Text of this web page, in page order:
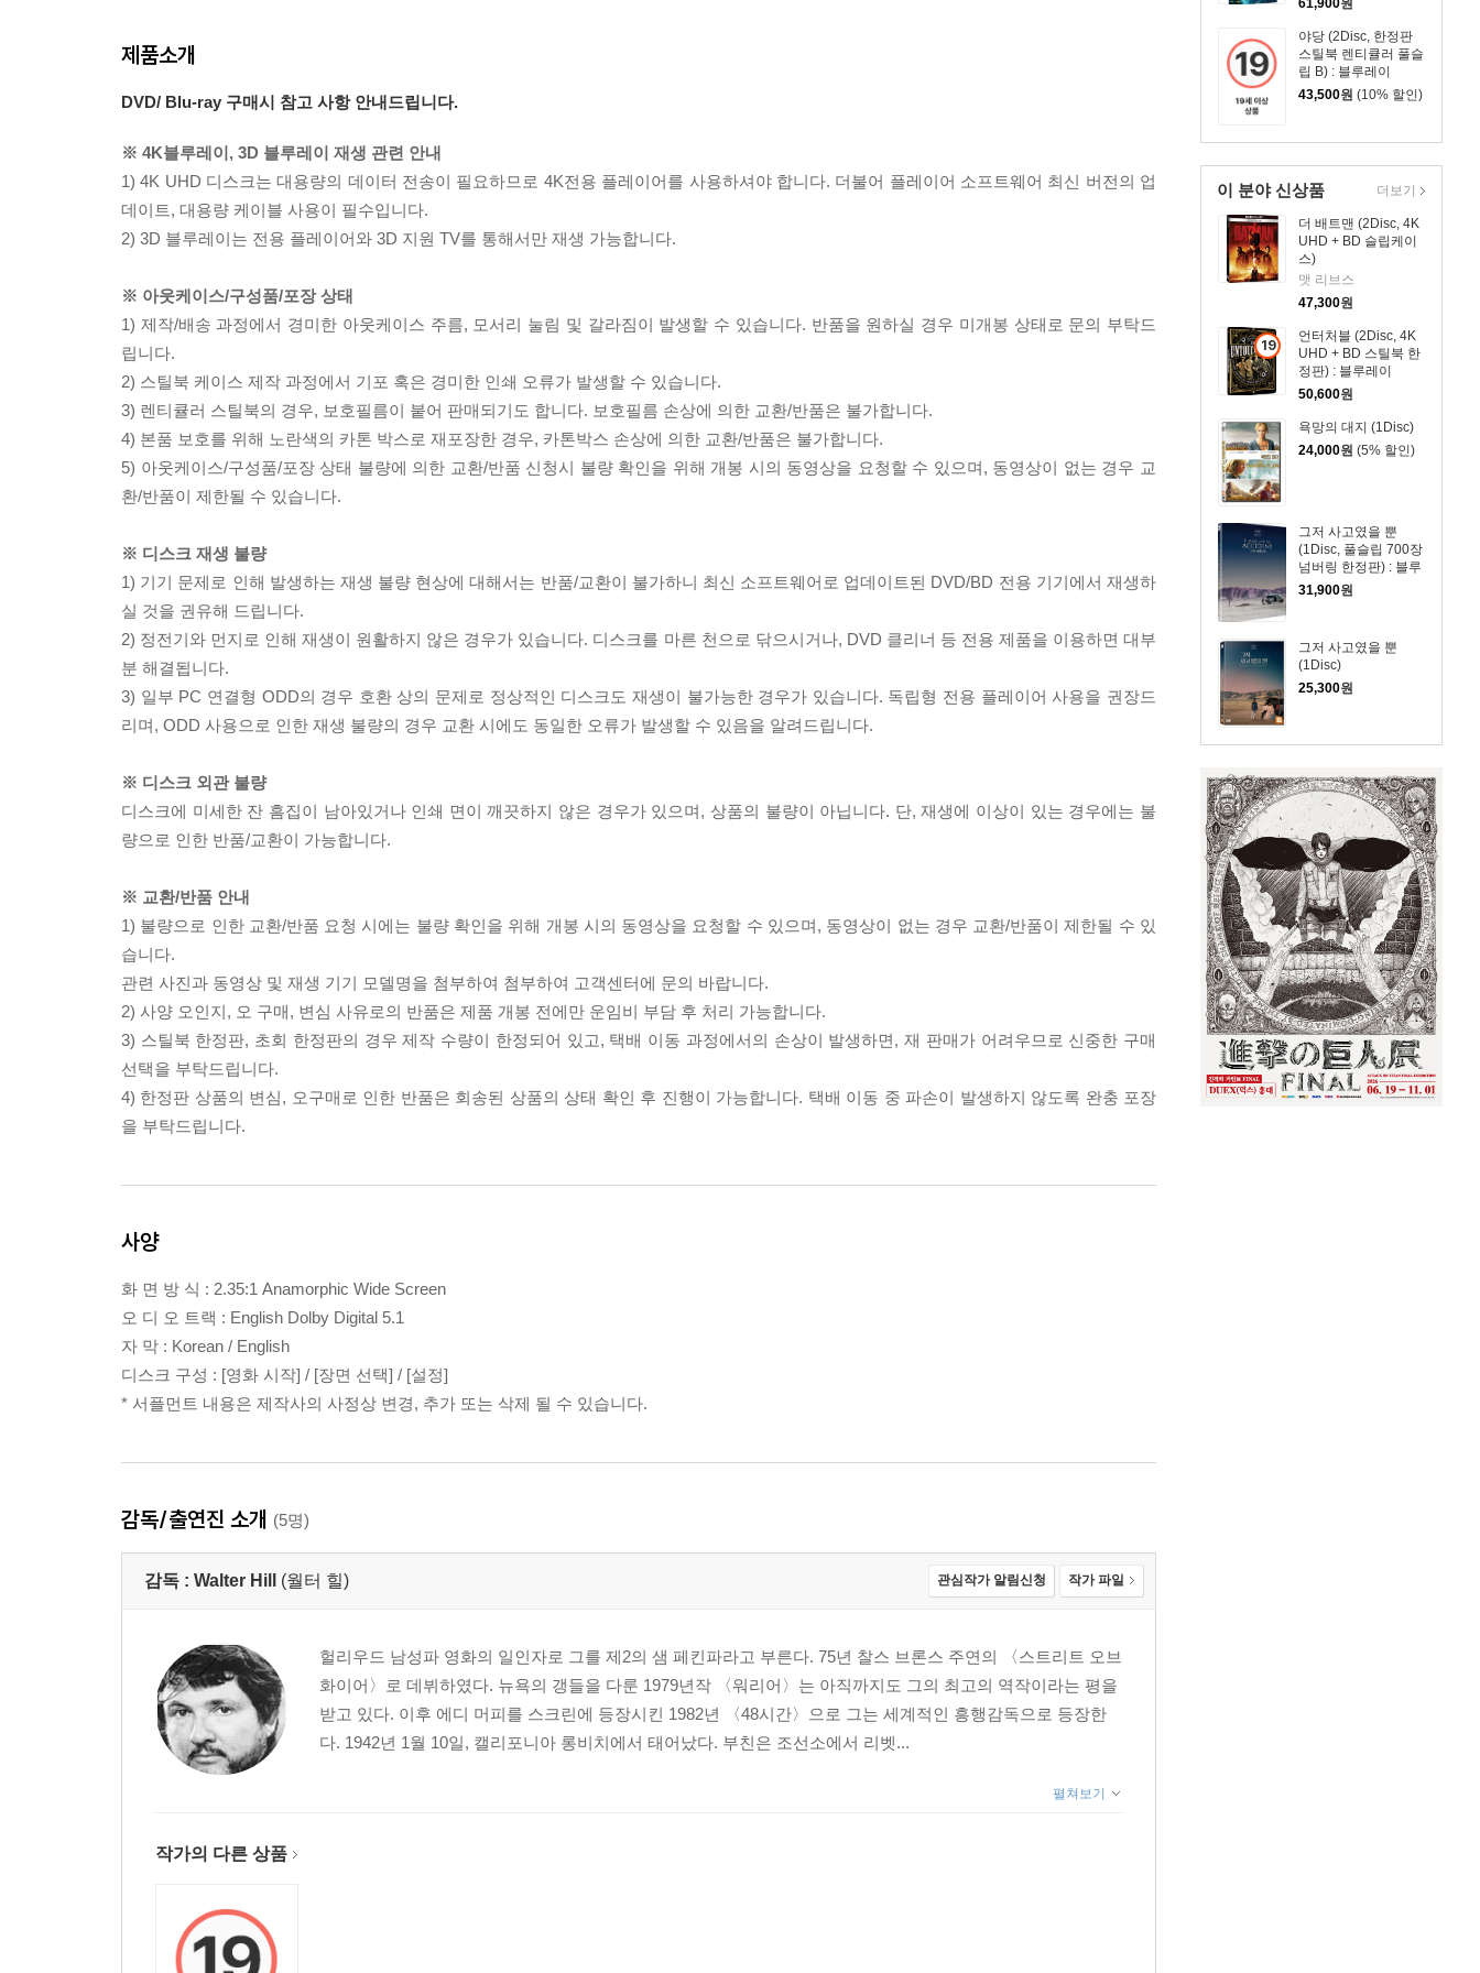
61,900원
야당 (2Disc, 한정판
스틸북 렌티큘러 풀슬
립 B) : 블루레이
43,500원 (10% 할인)
이 분야 신상품
더 배트맨 (2Disc, 4K
UHD + BD 슬립케이
스)
맷 리브스
47,300원
19
세
이
상
품
언터처블 (2Disc, 4K
UHD + BD 스틸북 한
정판) : 블루레이
50,600원
욕망의 대지 (1Disc)
24,000원 (5% 할인)
그저 사고였을 뿐
(1Disc, 풀슬립 700장
넘버링 한정판) : 블루
레이
31,900원
그저 사고였을 뿐
(1Disc)
25,300원
더보기
제품소개
DVD/ Blu-ray 구매시 참고 사항 안내드립니다.
※ 4K블루레이, 3D 블루레이 재생 관련 안내
1) 4K UHD 디스크는 대용량의 데이터 전송이 필요하므로 4K전용 플레이어를 사용하셔야 합니다. 더불어 플레이어 소프트웨어 최신 버전의 업
데이트, 대용량 케이블 사용이 필수입니다.
2) 3D 블루레이는 전용 플레이어와 3D 지원 TV를 통해서만 재생 가능합니다.
※ 아웃케이스/구성품/포장 상태
1) 제작/배송 과정에서 경미한 아웃케이스 주름, 모서리 눌림 및 갈라짐이 발생할 수 있습니다. 반품을 원하실 경우 미개봉 상태로 문의 부탁드
립니다.
2) 스틸북 케이스 제작 과정에서 기포 혹은 경미한 인쇄 오류가 발생할 수 있습니다.
3) 렌티큘러 스틸북의 경우, 보호필름이 붙어 판매되기도 합니다. 보호필름 손상에 의한 교환/반품은 불가합니다.
4) 본품 보호를 위해 노란색의 카톤 박스로 재포장한 경우, 카톤박스 손상에 의한 교환/반품은 불가합니다.
5) 아웃케이스/구성품/포장 상태 불량에 의한 교환/반품 신청시 불량 확인을 위해 개봉 시의 동영상을 요청할 수 있으며, 동영상이 없는 경우 교
환/반품이 제한될 수 있습니다.
※ 디스크 재생 불량
1) 기기 문제로 인해 발생하는 재생 불량 현상에 대해서는 반품/교환이 불가하니 최신 소프트웨어로 업데이트된 DVD/BD 전용 기기에서 재생하
실 것을 권유해 드립니다.
2) 정전기와 먼지로 인해 재생이 원활하지 않은 경우가 있습니다. 디스크를 마른 천으로 닦으시거나, DVD 클리너 등 전용 제품을 이용하면 대부
분 해결됩니다.
3) 일부 PC 연결형 ODD의 경우 호환 상의 문제로 정상적인 디스크도 재생이 불가능한 경우가 있습니다. 독립형 전용 플레이어 사용을 권장드
리며, ODD 사용으로 인한 재생 불량의 경우 교환 시에도 동일한 오류가 발생할 수 있음을 알려드립니다.
※ 디스크 외관 불량
디스크에 미세한 잔 흠집이 남아있거나 인쇄 면이 깨끗하지 않은 경우가 있으며, 상품의 불량이 아닙니다. 단, 재생에 이상이 있는 경우에는 불
량으로 인한 반품/교환이 가능합니다.
※ 교환/반품 안내
1) 불량으로 인한 교환/반품 요청 시에는 불량 확인을 위해 개봉 시의 동영상을 요청할 수 있으며, 동영상이 없는 경우 교환/반품이 제한될 수 있
습니다.
관련 사진과 동영상 및 재생 기기 모델명을 첨부하여 첨부하여 고객센터에 문의 바랍니다.
2) 사양 오인지, 오 구매, 변심 사유로의 반품은 제품 개봉 전에만 운임비 부담 후 처리 가능합니다.
3) 스틸북 한정판, 초회 한정판의 경우 제작 수량이 한정되어 있고, 택배 이동 과정에서의 손상이 발생하면, 재 판매가 어려우므로 신중한 구매
선택을 부탁드립니다.
4) 한정판 상품의 변심, 오구매로 인한 반품은 회송된 상품의 상태 확인 후 진행이 가능합니다. 택배 이동 중 파손이 발생하지 않도록 완충 포장
을 부탁드립니다.
사양
화 면 방 식 : 2.35:1 Anamorphic Wide Screen
오 디 오 트랙 : English Dolby Digital 5.1
자 막 : Korean / English
디스크 구성 : [영화 시작] / [장면 선택] / [설정]
* 서플먼트 내용은 제작사의 사정상 변경, 추가 또는 삭제 될 수 있습니다.
감독/출연진 소개 (5명)
감독 : Walter Hill (월터 힐) 관심작가 알림신청 작가 파일
헐리우드 남성파 영화의 일인자로 그를 제2의 샘 페킨파라고 부른다. 75년 찰스 브론스 주연의 〈스트리트 오브
화이어〉로 데뷔하였다. 뉴욕의 갱들을 다룬 1979년작 〈워리어〉는 아직까지도 그의 최고의 역작이라는 평을
받고 있다. 이후 에디 머피를 스크린에 등장시킨 1982년 〈48시간〉으로 그는 세계적인 흥행감독으로 등장한
다. 1942년 1월 10일, 캘리포니아 롱비치에서 태어났다. 부친은 조선소에서 리벳...
펼쳐보기
작가의 다른 상품